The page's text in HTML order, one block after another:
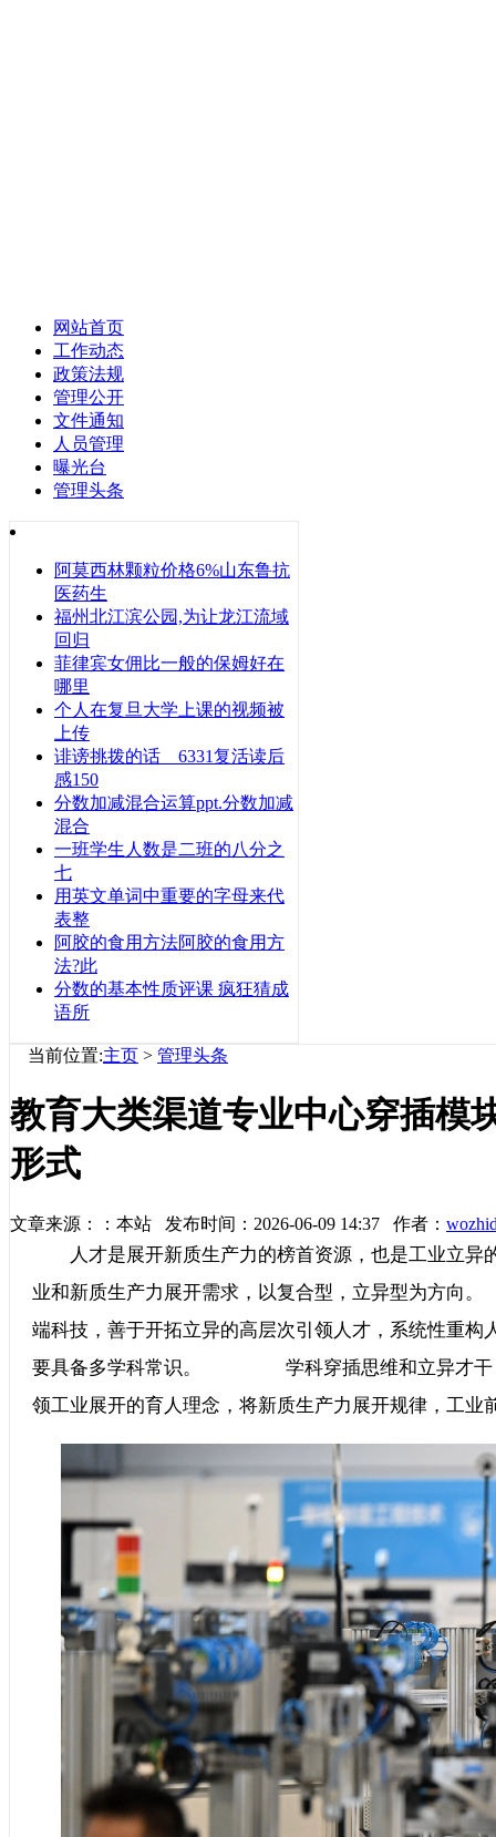
网站首页
工作动态
政策法规
管理公开
文件通知
人员管理
曝光台
管理头条
阿莫西林颗粒价格6%山东鲁抗
医药生
福州北江滨公园,为让龙江流域
回归
菲律宾女佣比一般的保姆好在
哪里
个人在复旦大学上课的视频被
上传
诽谤挑拨的话 6331复活读后
感150
分数加减混合运算ppt.分数加减
混合
一班学生人数是二班的八分之
七
用英文单词中重要的字母来代
表整
阿胶的食用方法阿胶的食用方
法?此
分数的基本性质评课 疯狂猜成
语所
当前位置:主页 > 管理头条
教育大类渠道专业中心穿插模
形式
文章来源：：本站 发布时间：2026-06-09 14:37 作者：
人才是展开新质生产力的榜首资源，也是工业立异
业和新质生产力展开需求，以复合型，立异型为
端科技，善于开拓立异的高层次引领人才，系统性重构
要具备多学科常识。 学科穿插思维和立异才干，
领工业展开的育人理念，将新质生产力展开规律，工业